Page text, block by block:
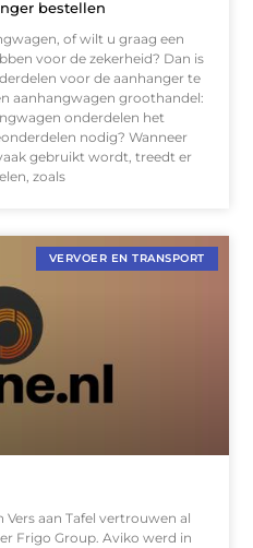
bestellen
of wilt u graag een
voor de zekerheid? Dan is
voor de aanhanger te
aanhangwagen groothandel:
onderdelen het
nodig? Wanneer
gebruikt wordt, treedt er
zoals
VERVOER EN TRANSPORT
aan Tafel vertrouwen al
Frigo Group. Aviko werd in